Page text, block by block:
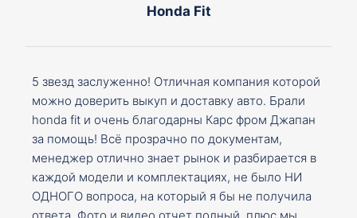
Honda Fit
5 звезд заслуженно! Отличная компания которой
можно доверить выкуп и доставку авто. Брали
honda fit и очень благодарны Карс фром Джапан
за помощь! Всё прозрачно по документам,
менеджер отлично знает рынок и разбирается в
каждой модели и комплектациях, не было НИ
ОДНОГО вопроса, на который я бы не получила
ответа. Фото и видео отчет полный, плюс мы